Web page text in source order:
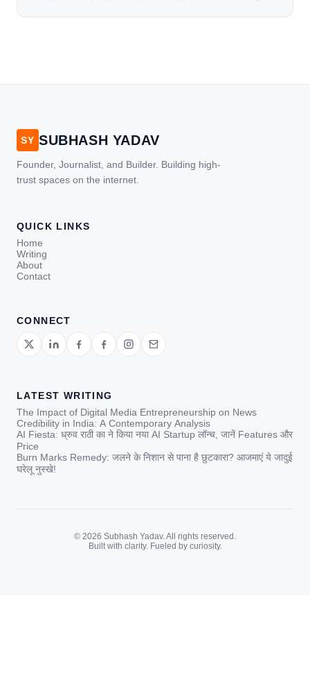
[…]
SY SUBHASH YADAV
Founder, Journalist, and Builder. Building high-
trust spaces on the internet.
QUICK LINKS
Home
Writing
About
Contact
CONNECT
LATEST WRITING
The Impact of Digital Media Entrepreneurship on News
Credibility in India: A Contemporary Analysis
AI Fiesta: ध्रुव राठी का ने किया नया AI Startup लॉन्च, जानें Features और
Price
Burn Marks Remedy: जलने के निशान से पाना है छुटकारा? आजमाएं ये जादुई
घरेलू नुस्खे!
© 2026 Subhash Yadav. All rights reserved.
Built with clarity. Fueled by curiosity.